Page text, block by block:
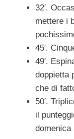
32′.
mettere i
45′.
49′.
doppietta
che di
50′.
il
domenica